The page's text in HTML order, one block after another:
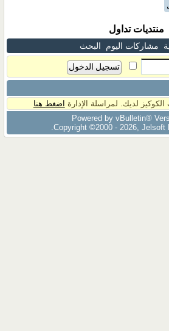
منتديات تداول
مشاركات اليوم البحث
لديك. لمراسلة الإدارة اضغط هنا
Powered by vBulletin®
Copyright ©2000 - 2026, Jelsoft